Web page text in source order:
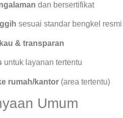
dan bersertifikat
sesuai standar bengkel resmi
& transparan
untuk layanan tertentu
rumah/kantor (area tertentu)
Umum